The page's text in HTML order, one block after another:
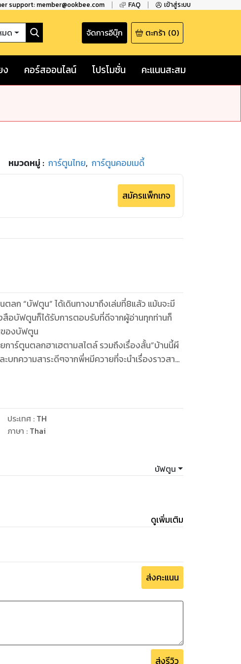
support: member@ookbee.com FAQ เข้าสู่ระบบ
มด จัดการอีบุ๊ก ตะกร้า (0)
ง คอร์สออนไลน์ โปรโมชั่น คะแนนสะสม
หมวดหมู่ : การ์ตูนไทย, การ์ตูนคอมเมดี้
สมัครแพ็กเกจ
ก “บัฟตูน” ได้เดินทางมาถึงเล่มที่8แล้ว แม้นจะมี
สือบัฟตูนก็ได้รับการตอบรับที่ดีจากผู้อ่านทุกท่านก็
องบัฟตูน
ร์ตูนตลกฮาเฮตามสไตล์ รวมถึงเรื่องสั้น”บ้านนี้ผี
ทความสาระดีๆจากพี่หมีควายที่จะนำเรื่องราวสาระ
ละติชมกันได้ เพราะทุกคำติชมคือพลังคือแนวทาง
ประเทศ : TH
ภาษา : Thai
บัฟตูน
ดูเพิ่มเติม
ส่งคะแนน
ส่งรีวิว